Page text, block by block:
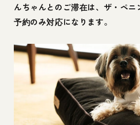
んちゃんとのご滞在は、ザ・ペ
予約のみ対応になります。